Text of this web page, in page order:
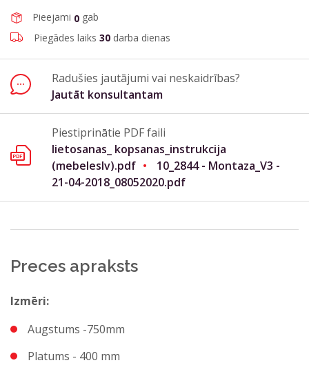
Pieejami 0 gab
Piegādes laiks 30 darba dienas
Radušies jautājumi vai neskaidrības?
Jautāt konsultantam
Piestiprinātie PDF faili
lietosanas_ kopsanas_instrukcija
(mebeleslv).pdf
10_2844 - Montaza_V3 -
21-04-2018_08052020.pdf
Aizvērt formu
Nosūtīt
Preces apraksts
Izmēri:
Augstums -750mm
Platums - 400 mm